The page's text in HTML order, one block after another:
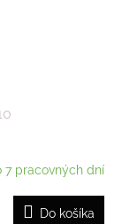
7 pracovných dní
Do košíka